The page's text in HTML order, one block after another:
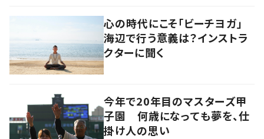
心の時代にこそ「ビーチヨガ」
海辺で行う意義は？インストラ
クターに聞く
今年で20年目のマスターズ甲
子園 何歳になっても夢を、仕
掛け人の思い